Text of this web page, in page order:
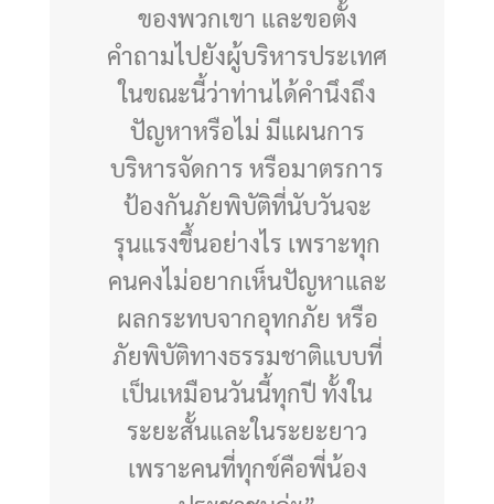
ของพวกเขา และขอตั้ง
คำถามไปยังผู้บริหารประเทศ
ในขณะนี้ว่าท่านได้คำนึงถึง
ปัญหาหรือไม่ มีแผนการ
บริหารจัดการ หรือมาตรการ
ป้องกันภัยพิบัติที่นับวันจะ
รุนแรงขึ้นอย่างไร เพราะทุก
คนคงไม่อยากเห็นปัญหาและ
ผลกระทบจากอุทกภัย หรือ
ภัยพิบัติทางธรรมชาติแบบที่
เป็นเหมือนวันนี้ทุกปี ทั้งใน
ระยะสั้นและในระยะยาว
เพราะคนที่ทุกข์คือพี่น้อง